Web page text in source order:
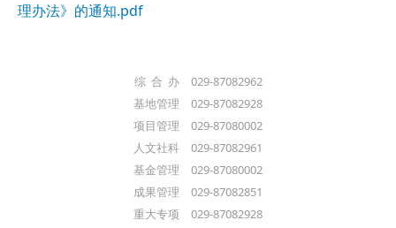
理办法》的通知.pdf
综 合 办 029-87082962
基地管理 029-87082928
项目管理 029-87080002
人文社科 029-87082961
基金管理 029-87080002
成果管理 029-87082851
重大专项 029-87082928